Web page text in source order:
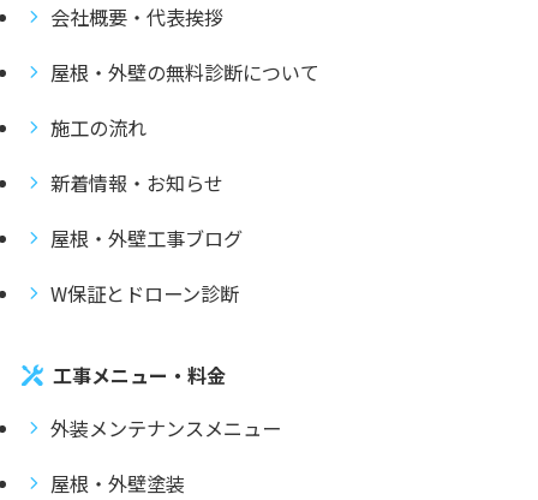
会社概要・代表挨拶
屋根・外壁の無料診断について
施工の流れ
新着情報・お知らせ
屋根・外壁工事ブログ
W保証とドローン診断
工事メニュー・料金
外装メンテナンスメニュー
屋根・外壁塗装